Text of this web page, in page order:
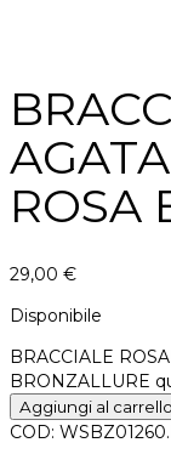
ROSA
29,00 €
Disponibile
BRACCIALE
BRONZALLURE
Aggiungi al carrello
COD: